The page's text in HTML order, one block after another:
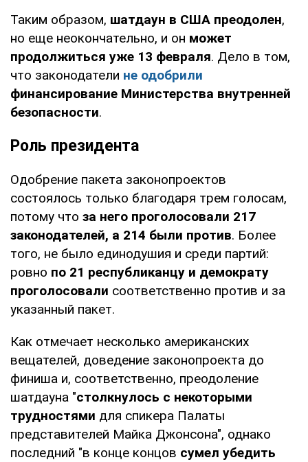
Таким образом, шатдаун в США преодолен,
но еще неокончательно, и он может
продолжиться уже 13 февраля. Дело в том,
что законодатели не одобрили
финансирование Министерства внутренней
безопасности.
Роль президента
Одобрение пакета законопроектов
состоялось только благодаря трем голосам,
потому что за него проголосовали 217
законодателей, а 214 были против. Более
того, не было единодушия и среди партий:
ровно по 21 республиканцу и демократу
проголосовали соответственно против и за
указанный пакет.
Как отмечает несколько американских
вещателей, доведение законопроекта до
финиша и, соответственно, преодоление
шатдауна "столкнулось с некоторыми
трудностями для спикера Палаты
представителей Майка Джонсона", однако
последний "в конце концов сумел убедить